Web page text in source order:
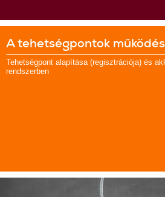
A tehetségpontok
Tehetségpont alapítása (regisztrációja) és
rendszerben